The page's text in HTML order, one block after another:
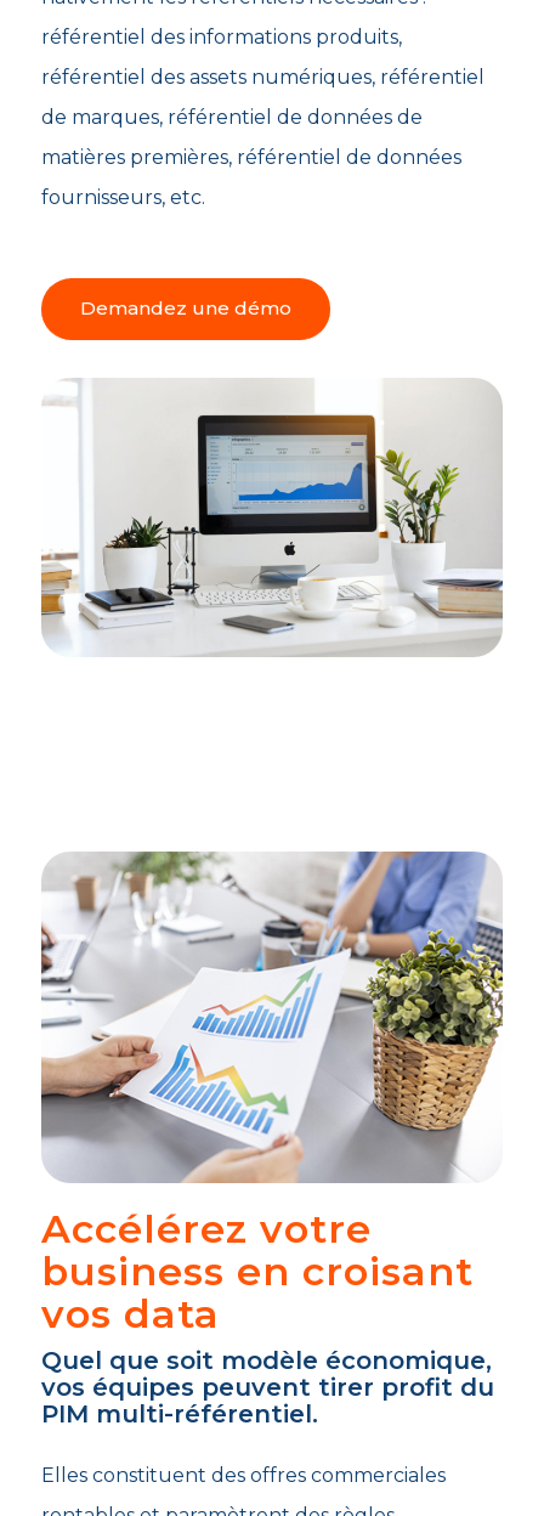
référentiel des informations produits,
référentiel des assets numériques, référentiel
de marques, référentiel de données de
matières premières, référentiel de données
fournisseurs, etc.
Demandez une démo
Accélérez votre
business en croisant
vos data
Quel que soit modèle économique,
vos équipes peuvent tirer profit du
PIM multi-référentiel.
Elles constituent des offres commerciales